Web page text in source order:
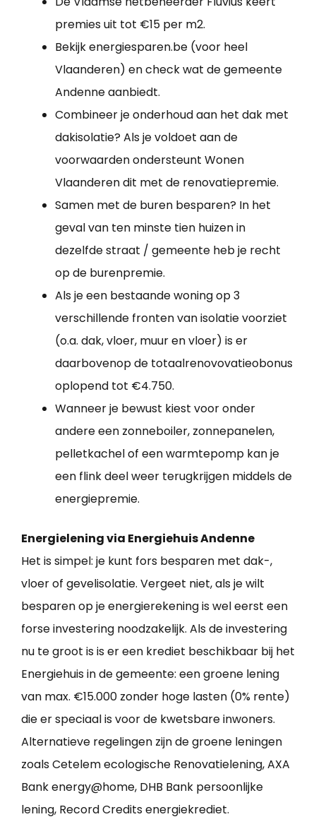
premies uit tot €15 per m2.
Bekijk energiesparen.be (voor heel
Vlaanderen) en check wat de gemeente
Andenne aanbiedt.
Combineer je onderhoud aan het dak met
dakisolatie? Als je voldoet aan de
voorwaarden ondersteunt Wonen
Vlaanderen dit met de renovatiepremie.
Samen met de buren besparen? In het
geval van ten minste tien huizen in
dezelfde straat / gemeente heb je recht
op de burenpremie.
Als je een bestaande woning op 3
verschillende fronten van isolatie voorziet
(o.a. dak, vloer, muur en vloer) is er
daarbovenop de totaalrenovovatieobonus
oplopend tot €4.750.
Wanneer je bewust kiest voor onder
andere een zonneboiler, zonnepanelen,
pelletkachel of een warmtepomp kan je
een flink deel weer terugkrijgen middels de
energiepremie.
Energielening via Energiehuis Andenne
Het is simpel: je kunt fors besparen met dak-,
vloer of gevelisolatie. Vergeet niet, als je wilt
besparen op je energierekening is wel eerst een
forse investering noodzakelijk. Als de investering
nu te groot is is er een krediet beschikbaar bij het
Energiehuis in de gemeente: een groene lening
van max. €15.000 zonder hoge lasten (0% rente)
die er speciaal is voor de kwetsbare inwoners.
Alternatieve regelingen zijn de groene leningen
zoals Cetelem ecologische Renovatielening, AXA
Bank energy@home, DHB Bank persoonlijke
lening, Record Credits energiekrediet.